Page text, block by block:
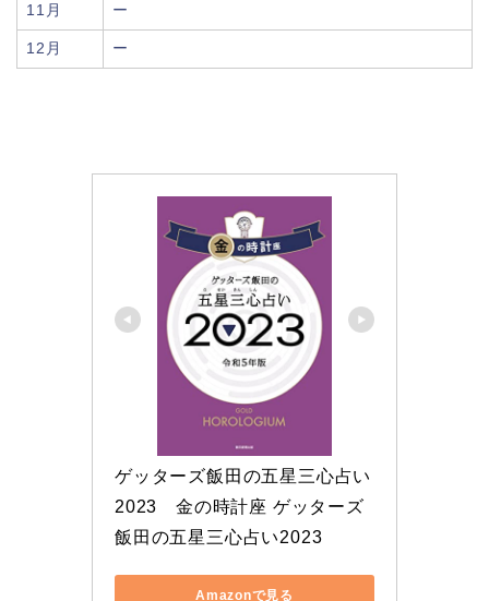
11月 ー
12月 ー
ゲッターズ飯田の五星三心占い
2023　金の時計座 ゲッターズ
飯田の五星三心占い2023
Amazonで見る